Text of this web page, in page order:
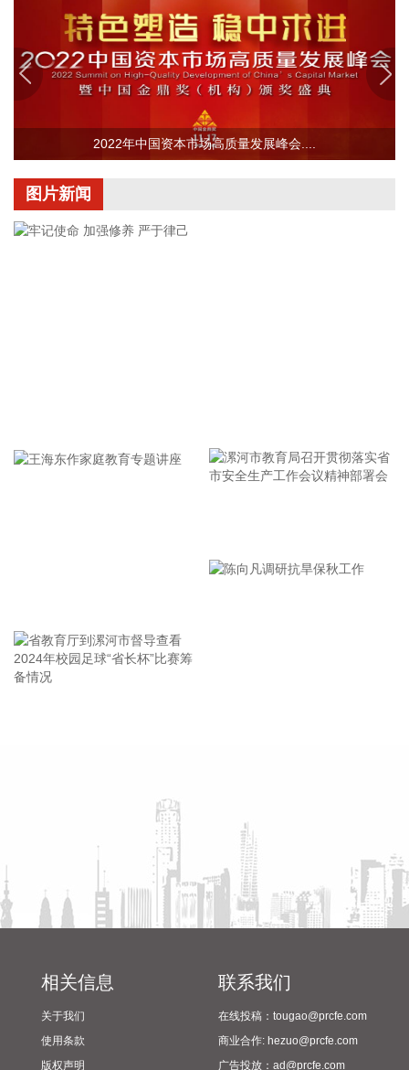
达，台州市实现“县县通铁路”。
2026-08-08 12:26:22
中国地震台网自动测定：8月8日11时45分，在新疆阿克苏地区
沙雅县附近（北纬39.62度，东经82.83度）发生4.5级左右地
震。最终结果以正式速报为准。
2026-08-08 11:58:15
乌克兰空军8日在社交媒体称，乌克兰首都基辅，以及敖德萨
州等多地有无人机来袭风险。基辅市军事管理局称，由于无人
机和弹道导弹威胁，基辅市拉响防空警报。该部门还称，基辅
据深视新闻，为持续营造市场化、法治化、国际化一流口岸营
位，认真研究制定《深圳市2026年优化口岸营商环境若干措
据人民邮电报，8月7日，中国电信集团有限公司与内蒙古自治
区人民政府签署战略合作协议，此次战略合作重点围绕算力基
近日，星环聚能完成新一轮（A++轮）融资，融资金额为 8.8亿
元。本轮融资由深投控资本、深担创投、农银资本、交银投
资、纪源资本、永鑫方舟、可可资本、优势资本等机构联合投
资，老股东上海科创集团旗下知识产权基金等机构继续跟投。
本轮融资资金将与A轮、A+轮融资资金一起，共同用于上海嘉
定实验基地建设、NTST（负三角球形托卡马克）建造与运
行、CTRFR-1（星环一号）设计建造，以及聚变堆级高温超导
2026-08-08 10:06:12
中国东方电气集团有限公司原党组副书记、董事宋致远涉嫌严
重违纪违法，目前正接受中央纪委国家监委纪律审查和监察调
查。
2022年中国资本市场高质量发展峰会....
图片新闻
市安全生产工作会议精神部署
相关信息
关于我们
使用条款
版权声明
联系我们
在线投稿：tougao@prcfe.com
商业合作: hezuo@prcfe.com
广告投放：ad@prcfe.com